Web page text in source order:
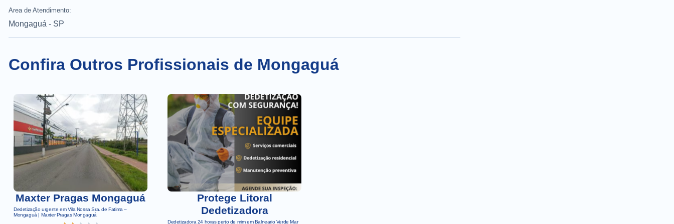
Area de Atendimento:
Mongaguá - SP
Confira Outros Profissionais de Mongaguá
Maxter Pragas Mongaguá
Dedetização urgente em Vila Nossa Sra. de Fatima –
Mongaguá | Maxter Pragas Mongaguá
Protege Litoral
Dedetizadora
Dedetizadora 24 horas perto de mim em Balneario Verde Mar